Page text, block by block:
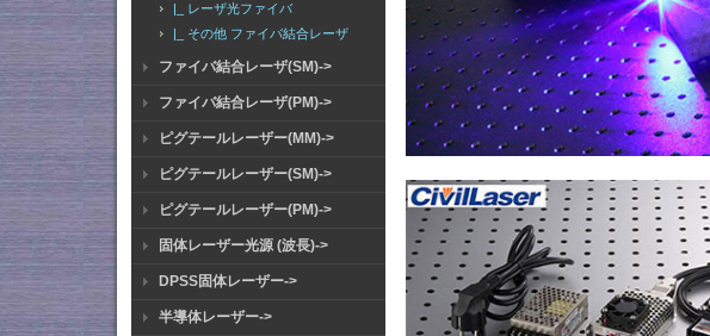
|_ レーザ光ファイバ
|_ その他 ファイバ結合レーザ
ファイバ結合レーザ(SM)->
ファイバ結合レーザ(PM)->
ピグテールレーザー(MM)->
ピグテールレーザー(SM)->
ピグテールレーザー(PM)->
固体レーザー光源 (波長)->
DPSS固体レーザー->
半導体レーザー->